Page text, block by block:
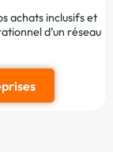
achats inclusifs et
d’un réseau